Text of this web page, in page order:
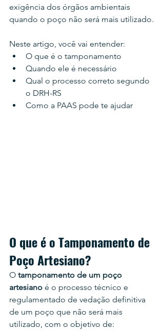
exigência dos órgãos ambientais
quando o poço não será mais utilizado.
Neste artigo, você vai entender:
O que é o tamponamento
Quando ele é necessário
Qual o processo correto segundo
o DRH-RS
Como a PAAS pode te ajudar
O que é o Tamponamento de
Poço Artesiano?
O tamponamento de um poço
artesiano é o processo técnico e
regulamentado de vedação definitiva
de um poço que não será mais
utilizado, com o objetivo de: